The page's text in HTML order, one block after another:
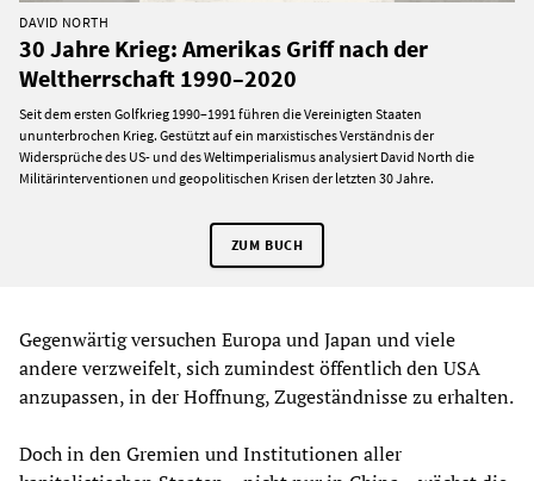
DAVID NORTH
30 Jahre Krieg: Amerikas Griff nach der
Weltherrschaft 1990–2020
Seit dem ersten Golfkrieg 1990–1991 führen die Vereinigten Staaten
ununterbrochen Krieg. Gestützt auf ein marxistisches Verständnis der
Widersprüche des US- und des Weltimperialismus analysiert David North die
Militärinterventionen und geopolitischen Krisen der letzten 30 Jahre.
ZUM BUCH
Gegenwärtig versuchen Europa und Japan und viele
andere verzweifelt, sich zumindest öffentlich den USA
anzupassen, in der Hoffnung, Zugeständnisse zu erhalten.
Doch in den Gremien und Institutionen aller